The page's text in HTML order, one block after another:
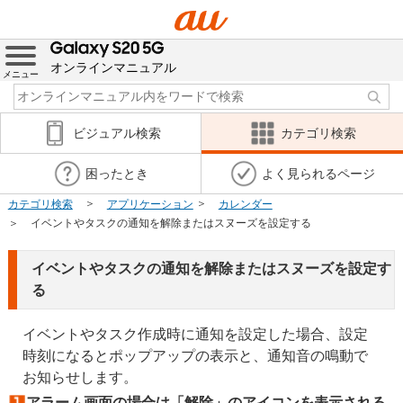
メニュー オンラインマニュアル
ビジュアル検索 カテゴリ検索
困ったとき よく見られるページ
カテゴリ検索 アプリケーション
カレンダー
イベントやタスクの通知を解除またはスヌーズを設定する
イベントやタスクの通知を解除またはスヌーズを設定す
る
イベントやタスク作成時に通知を設定した場合、設定
時刻になるとポップアップの表示と、通知音の鳴動で
お知らせします。